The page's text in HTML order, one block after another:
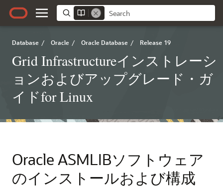
Database / Oracle / Oracle Database / Release 19
Grid Infrastructureインストレーシ
ョンおよびアップグレード・ガ
イドfor Linux
Oracle ASMLIBソフトウェア
のインストールおよび構成